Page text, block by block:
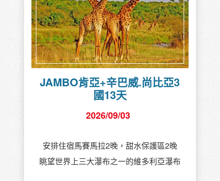
JAMBO肯亞+辛巴威.尚比亞3
國13天
2026/09/03
安排住宿馬賽馬拉2晚，甜水保護區2晚
眺望世界上三大瀑布之一的維多利亞瀑布